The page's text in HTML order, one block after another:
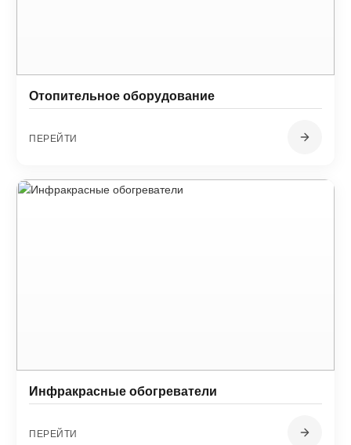
Отопительное оборудование
ПЕРЕЙТИ
Инфракрасные обогреватели
ПЕРЕЙТИ